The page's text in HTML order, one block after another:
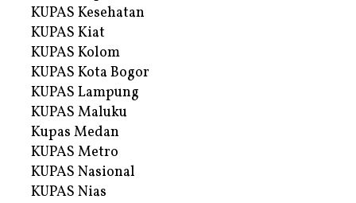
KUPAS Kesehatan
KUPAS Kiat
KUPAS Kolom
KUPAS Kota Bogor
KUPAS Lampung
KUPAS Maluku
Kupas Medan
KUPAS Metro
KUPAS Nasional
KUPAS Nias